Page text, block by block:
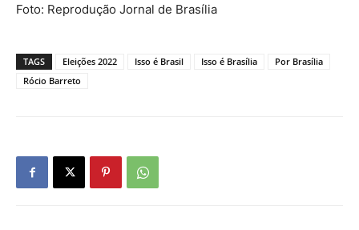
Foto: Reprodução Jornal de Brasília
TAGS Eleições 2022 Isso é Brasil Isso é Brasília
Por Brasília
Rócio Barreto